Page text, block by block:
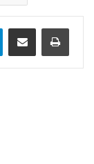
TelegramCompartir por correo electrónico